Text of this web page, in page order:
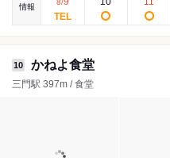
情報
8/
10 かねよ食堂
三門駅 397m / 食堂